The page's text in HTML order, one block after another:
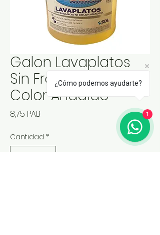
Galon Lavaplatos
Sin Fragancia Ni
Color Añadido
8,75 PAB
Cantidad *
¿Cómo podemos ayudarte?
1